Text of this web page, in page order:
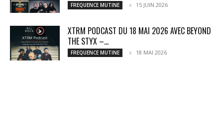
FREQUENCE MUTINE 15 JUIN 2026
XTRM PODCAST DU 18 MAI 2026 AVEC BEYOND
THE STYX –...
FREQUENCE MUTINE 18 MAI 2026